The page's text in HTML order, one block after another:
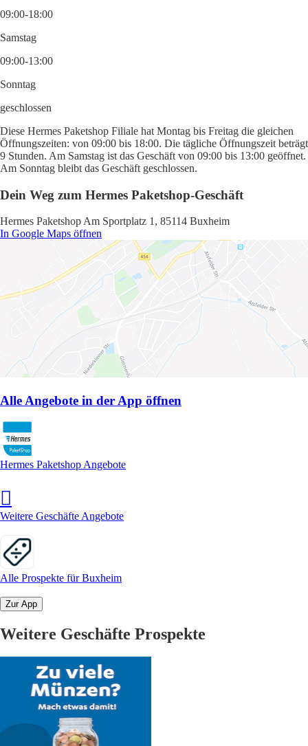
09:00-18:00
Samstag
09:00-13:00
Sonntag
geschlossen
Diese Hermes Paketshop Filiale hat Montag bis Freitag die gleichen
Öffnungszeiten: von 09:00 bis 18:00. Die tägliche Öffnungszeit beträgt
9 Stunden. Am Samstag ist das Geschäft von 09:00 bis 13:00 geöffnet.
Am Sonntag bleibt das Geschäft geschlossen.
Dein Weg zum Hermes Paketshop-Geschäft
Hermes Paketshop Am Sportplatz 1, 85114 Buxheim
In Google Maps öffnen
Alle Angebote in der App öffnen
Hermes Paketshop Angebote
Weitere Geschäfte Angebote
Alle Prospekte für Buxheim
Zur App
Weitere Geschäfte Prospekte